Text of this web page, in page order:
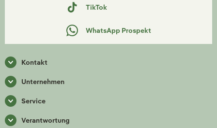
TikTok
WhatsApp Prospekt
Kontakt
Unternehmen
Service
Verantwortung